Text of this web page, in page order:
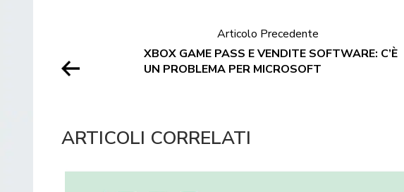
Articolo Precedente
XBOX GAME PASS E VENDITE SOFTWARE: C’È
UN PROBLEMA PER MICROSOFT
ARTICOLI CORRELATI